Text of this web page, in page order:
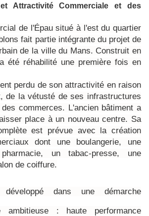
et Attractivité Commerciale et des
de l'Épau situé à l'est du quartier
fait partie intégrante du projet de
de la ville du Mans. Construit en
été réhabilité une première fois en
perdu de son attractivité en raison
de la vétusté de ses infrastructures
commerces. L'ancien bâtiment a
place à un nouveau centre. Sa
est prévue avec la création
dont une boulangerie, une
un tabac-presse, une
de coiffure.
dans une démarche
ambitieuse : haute performance